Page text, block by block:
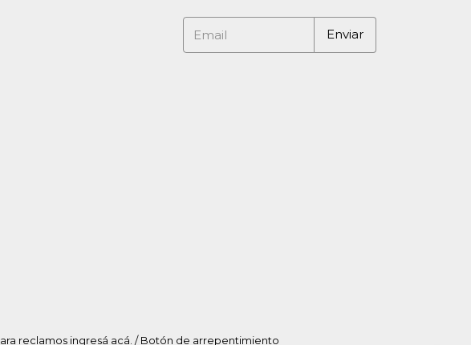
reclamos ingresá acá. / Botón de arrepentimiento